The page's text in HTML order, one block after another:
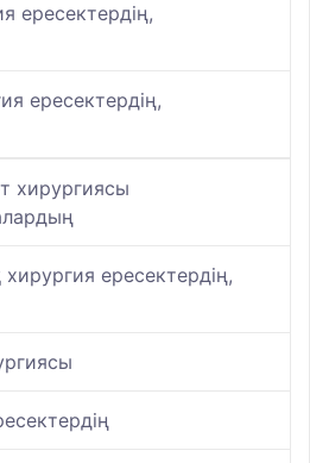
ересектердің,
ересектердің,
хирургиясы
ересектердің,